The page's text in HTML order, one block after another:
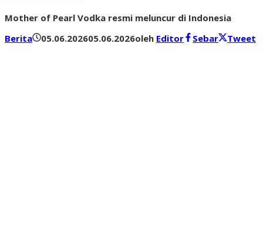
Mother of Pearl Vodka resmi meluncur di Indonesia
Berita
05.06.202605.06.2026oleh Editor Sebar Tweet